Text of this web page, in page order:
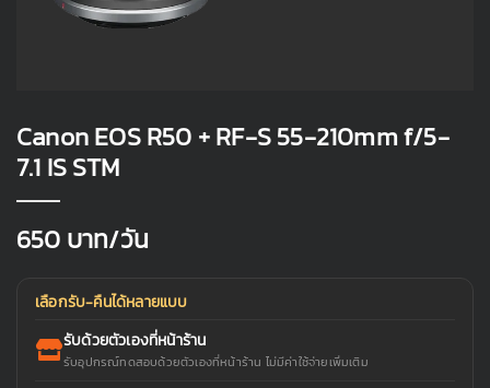
Canon EOS R50 + RF-S 55-210mm f/5-
7.1 IS STM
650 บาท/วัน
เลือกรับ-คืนได้หลายแบบ
รับด้วยตัวเองที่หน้าร้าน
รับอุปกรณ์ทดสอบด้วยตัวเองที่หน้าร้าน ไม่มีค่าใช้จ่ายเพิ่มเติม